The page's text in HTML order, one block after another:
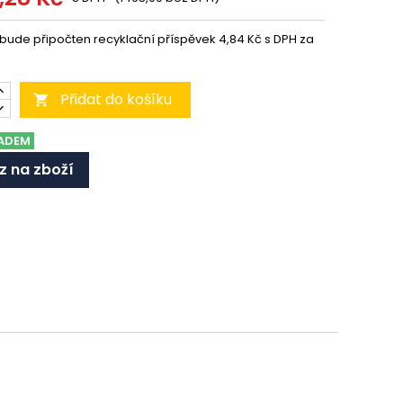
připočten recyklační příspěvek 4,84 Kč s DPH za
 Přidat do košíku
na zboží